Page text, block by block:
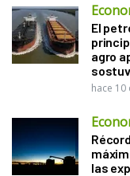
El
agro
hace 10
las